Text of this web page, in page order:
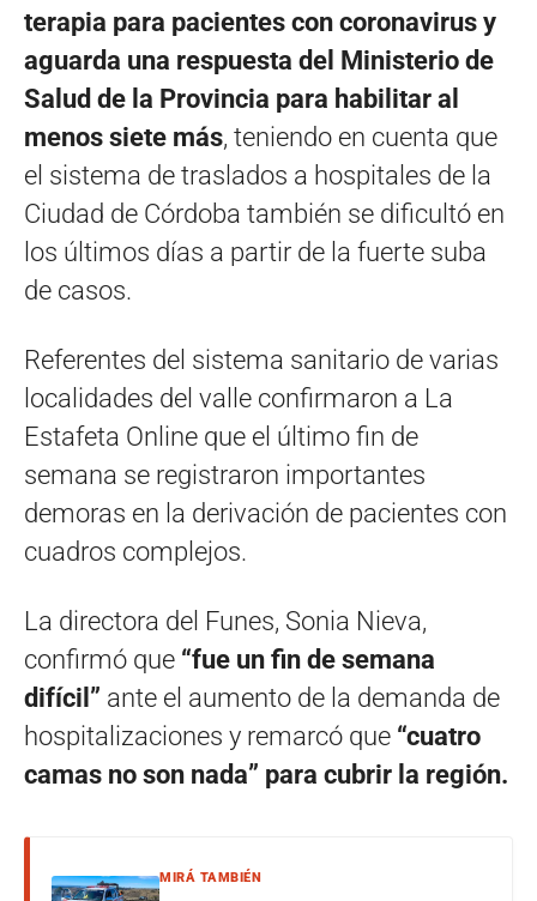
terapia para pacientes con coronavirus y
aguarda una respuesta del Ministerio de
Salud de la Provincia para habilitar al
menos siete más, teniendo en cuenta que
el sistema de traslados a hospitales de la
Ciudad de Córdoba también se dificultó en
los últimos días a partir de la fuerte suba
de casos.
Referentes del sistema sanitario de varias
localidades del valle confirmaron a La
Estafeta Online que el último fin de
semana se registraron importantes
demoras en la derivación de pacientes con
cuadros complejos.
La directora del Funes, Sonia Nieva,
confirmó que “fue un fin de semana
difícil” ante el aumento de la demanda de
hospitalizaciones y remarcó que “cuatro
camas no son nada” para cubrir la región.
MIRÁ TAMBIÉN